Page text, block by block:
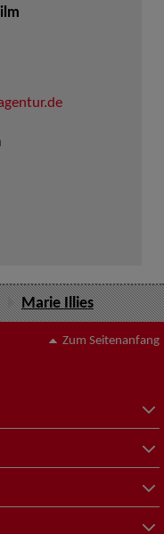
Marie Illies
Zum Seitenanfang